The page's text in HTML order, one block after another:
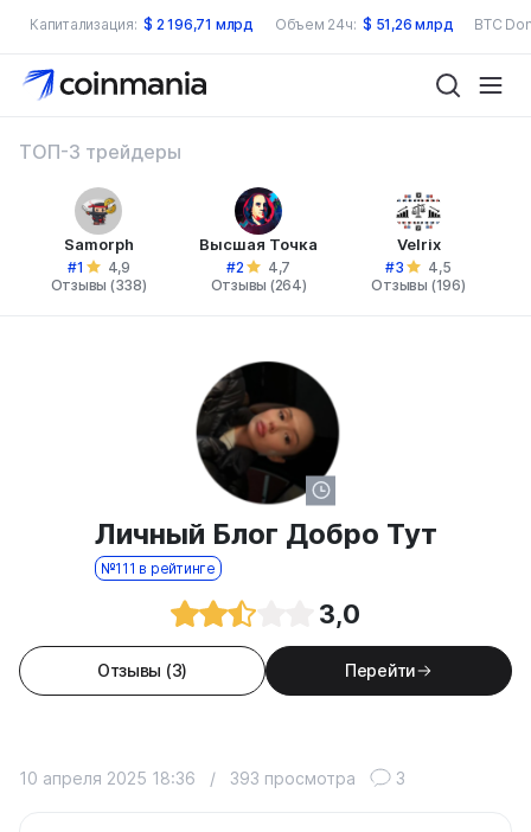
Капитализация: $ 2 196,71 млрд Объем 24ч: $ 51,26 млрд BTC
ТОП-3 трейдеры
Samorph
#1
4,9
Отзывы (338)
Высшая Точка
#2
4,7
Отзывы (264)
Velrix
#3
4,5
Отзывы (196)
Личный Блог Добро Тут
№111 в рейтинге
3,0
Отзывы (3) Перейти
10 апреля 2025 18:36 / 393 просмотра 3